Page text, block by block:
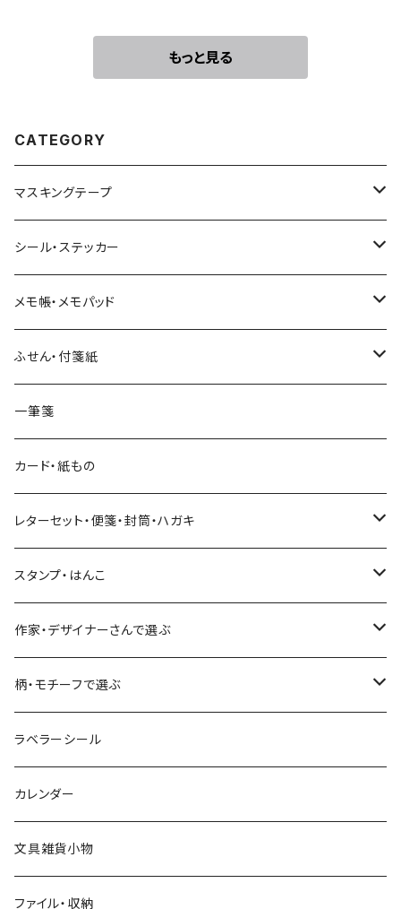
もっと見る
CATEGORY
マスキングテープ
ヨハク
和紙
透明クリア
Hutte paper works （プロペラスタジオ）
ネクタイ
透明クリアテープ
柄・モチーフで選ぶ（マステ）
いちご・ストロベリー
フルーツ・野菜
ミモザ
お花・フラワー・グリーン・植物
マインドウェイブ
水縞
大枝活版室
星燈社
ミナペルホネン
BGM
eric
SAIEN
シール・ステッカー
フレークシール
パピアプラッツ（作家もの）
ヨハク
ステッカーシール
マインドウェイブ
田村美紀
立体シール
メモ帳・メモパッド
ヨハク
HUTTE PAPER WORKS
表現社（作家もの）
星燈社
古川紙工
大枝活版室
ふせん・付箋紙
ヨハク
HUTTE PAPER WORKS
古川紙工
表現社（作家もの）
ロール付箋
一筆箋
カード・紙もの
レターセット・便箋・封筒・ハガキ
古川紙工
表現社（作家もの）
スタンプ・はんこ
Hutte paper works
ヨハク
作家・デザイナーさんで選ぶ
ネクタイ
Hutte paper works
ヨハク
eric
浅野みどり
柄・モチーフで選ぶ
フルーツ
食べ物・フード・スイーツ
パン・ブレッド
カフェ
ラベラーシール
カレンダー
文具雑貨小物
ファイル・収納